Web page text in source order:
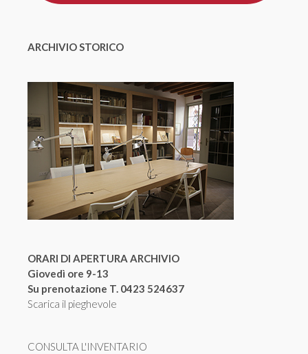
ARCHIVIO STORICO
ORARI DI APERTURA ARCHIVIO
Giovedì ore 9-13
Su prenotazione T. 0423 524637
Scarica il pieghevole
CONSULTA L'INVENTARIO